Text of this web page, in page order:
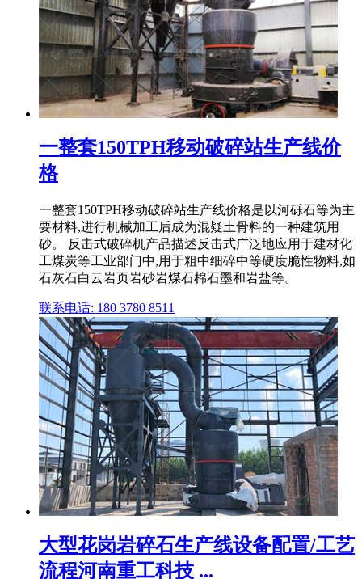
一整套150TPH移动破碎站生产线价
格
一整套150TPH移动破碎站生产线价格是以河砾石等为主
要材料,进行机械加工后成为混疑土骨料的一种建筑用
砂。 反击式破碎机产品描述反击式广泛地应用于建材化
工煤炭等工业部门中,用于粗中细碎中等硬度脆性物料,如
石灰石白云岩页岩砂岩煤石棉石墨和岩盐等。
联系电话: 180 3780 8511
大型花岗岩碎石生产线设备配置/工艺
流程河南重工科技 ...